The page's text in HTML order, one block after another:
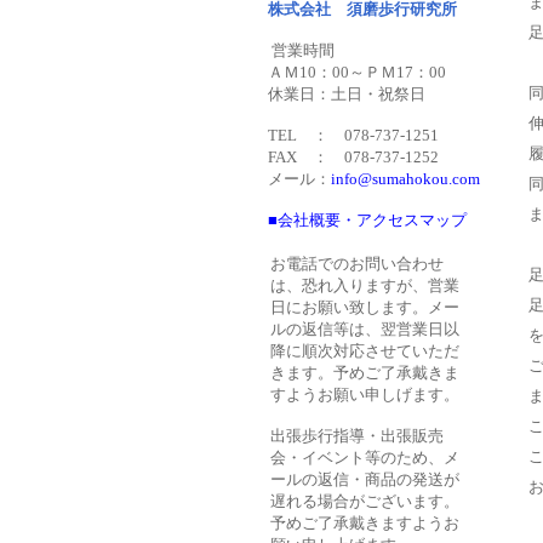
株式会社 須磨歩行研究所
営業時間
ＡＭ10：00～ＰＭ17：00
休業日：土日・祝祭日
TEL ： 078-737-1251
FAX ： 078-737-1252
メール： info@sumahokou.com
■会社概要・アクセスマップ
お電話でのお問い合わせ
は、恐れ入りますが、営業
日にお願い致します。メー
ルの返信等は、翌営業日以
降に順次対応させていただ
きます。予めご了承戴きま
すようお願い申しげます。
出張歩行指導・出張販売
会・イベント等のため、メ
ールの返信・商品の発送が
遅れる場合がございます。
予めご了承戴きますようお
を